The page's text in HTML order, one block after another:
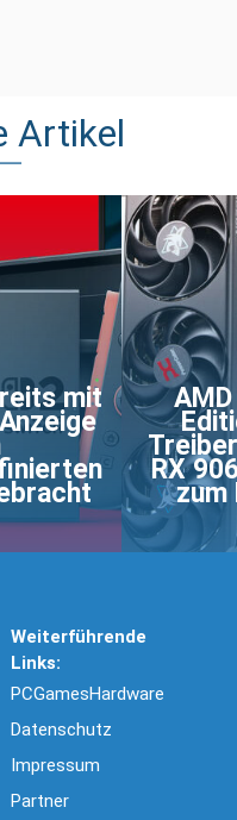
Artikel
mit
RX
zum
Weiterführende
Links:
PCGamesHardware
Datenschutz
Impressum
Partner